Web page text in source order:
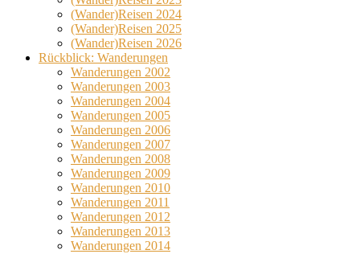
(Wander)Reisen 2024
(Wander)Reisen 2025
(Wander)Reisen 2026
Rückblick: Wanderungen
Wanderungen 2002
Wanderungen 2003
Wanderungen 2004
Wanderungen 2005
Wanderungen 2006
Wanderungen 2007
Wanderungen 2008
Wanderungen 2009
Wanderungen 2010
Wanderungen 2011
Wanderungen 2012
Wanderungen 2013
Wanderungen 2014